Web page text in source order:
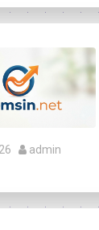
admin